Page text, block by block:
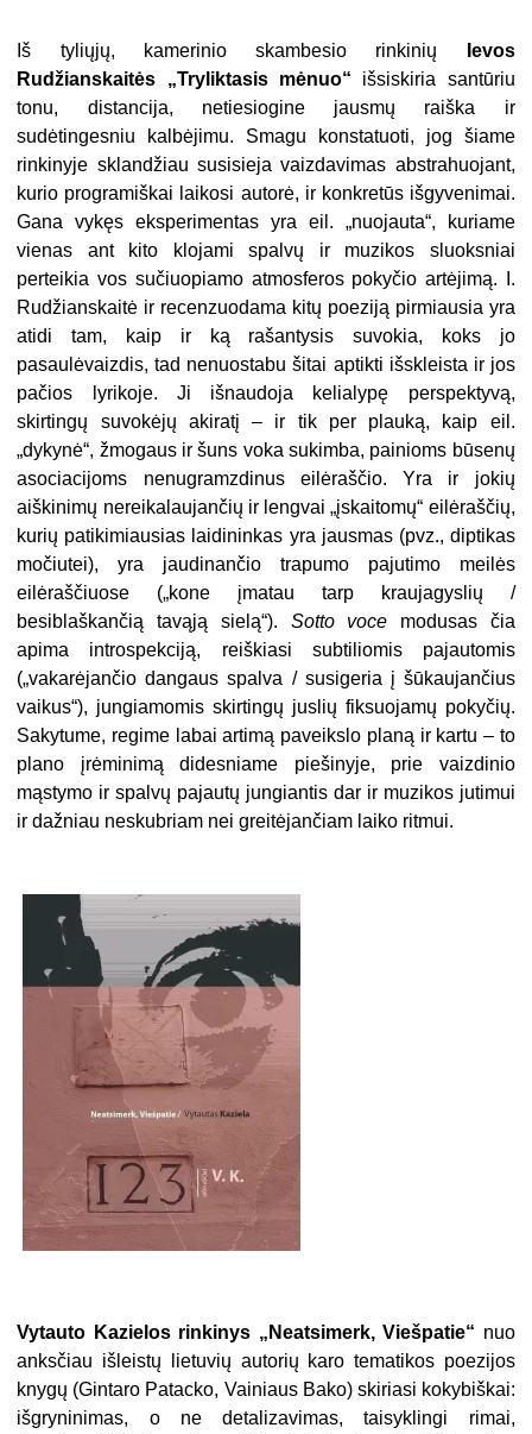
Iš tyliųjų, kamerinio skambesio rinkinių
Ievos
Rudžianskaitės „Tryliktasis mėnuo“ išsiskiria santūriu
tonu, distancija, netiesiogine jausmų raiška ir
sudėtingesniu kalbėjimu. Smagu konstatuoti, jog šiame
rinkinyje sklandžiau susisieja vaizdavimas abstrahuojant,
kurio programiškai laikosi autorė, ir konkretūs išgyvenimai.
Gana vykęs eksperimentas yra eil. „nuojauta“, kuriame
vienas ant kito klojami spalvų ir muzikos sluoksniai
perteikia vos sučiuopiamo atmosferos pokyčio artėjimą. I.
Rudžianskaitė ir recenzuodama kitų poeziją pirmiausia yra
atidi tam, kaip ir ką rašantysis suvokia, koks jo
pasaulėvaizdis, tad nenuostabu šitai aptikti išskleista ir jos
pačios lyrikoje. Ji išnaudoja kelialypę perspektyvą,
skirtingų suvokėjų akiratį – ir tik per plauką, kaip eil.
„dykynė“, žmogaus ir šuns voka sukimba, painioms būsenų
asociacijoms nenugramzdinus eilėraščio. Yra ir jokių
aiškinimų nereikalaujančių ir lengvai „įskaitomų“ eilėraščių,
kurių patikimiausias laidininkas yra jausmas (pvz., diptikas
močiutei), yra jaudinančio trapumo pajutimo meilės
eilėraščiuose („kone įmatau tarp kraujagyslių /
besiblaškančią tavąją sielą“). Sotto voce modusas čia
apima introspekciją, reiškiasi subtiliomis pajautomis
(„vakarėjančio dangaus spalva / susigeria į šūkaujančius
vaikus“), jungiamomis skirtingų juslių fiksuojamų pokyčių.
Sakytume, regime labai artimą paveikslo planą ir kartu – to
plano įrėminimą didesniame piešinyje, prie vaizdinio
mąstymo ir spalvų pajautų jungiantis dar ir muzikos jutimui
ir dažniau neskubriam nei greitėjančiam laiko ritmui.
Vytauto Kazielos rinkinys „Neatsimerk, Viešpatie“ nuo
anksčiau išleistų lietuvių autorių karo tematikos poezijos
knygų (Gintaro Patacko, Vainiaus Bako) skiriasi kokybiškai:
išgryninimas, o ne detalizavimas, taisyklingi rimai,